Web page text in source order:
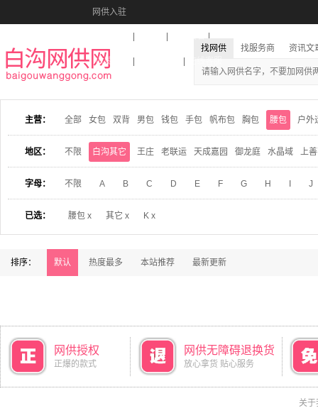
网供入驻
收藏本站
找网供 找服务商 资讯文
主营： 全部 女包 双背 男包 钱包 手包 帆布包 胸包 腰包 户外
地区： 不限 白沟其它 王庄 老联运 天成嘉园 御龙庭 水晶域 上
字母： 不限 A B C D E F G H J
已选： 腰包 x 其它 x K x
排序： 默认 热度最多 本站推荐 最新更新
网供授权
正爆的款式
网供无障碍退换货
放心拿货 贴心服务
关于